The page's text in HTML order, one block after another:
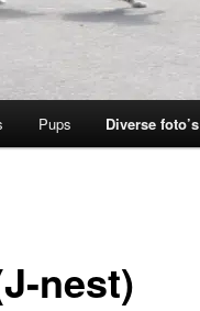
Pups Diverse foto’s
nest)